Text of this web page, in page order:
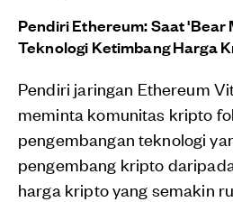
Pendiri Ethereum: Saat 'Bear
Teknologi Ketimbang Harga
Pendiri jaringan Ethereum
meminta komunitas kripto
pengembangan teknologi
pengembang kripto
harga kripto yang semakin